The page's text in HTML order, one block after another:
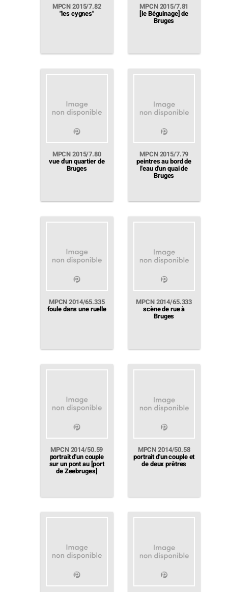
MPCN 2015/7.82
"les cygnes"
MPCN 2015/7.81
[le Béguinage] de
Bruges
MPCN 2015/7.80
vue d'un quartier de
Bruges
MPCN 2015/7.79
peintres au bord de
l'eau d'un quai de
Bruges
MPCN 2014/65.335
foule dans une ruelle
MPCN 2014/65.333
scène de rue à
Bruges
MPCN 2014/50.59
portrait d'un couple
sur un pont au [port
de Zeebruges]
MPCN 2014/50.58
portrait d'un couple et
de deux prêtres